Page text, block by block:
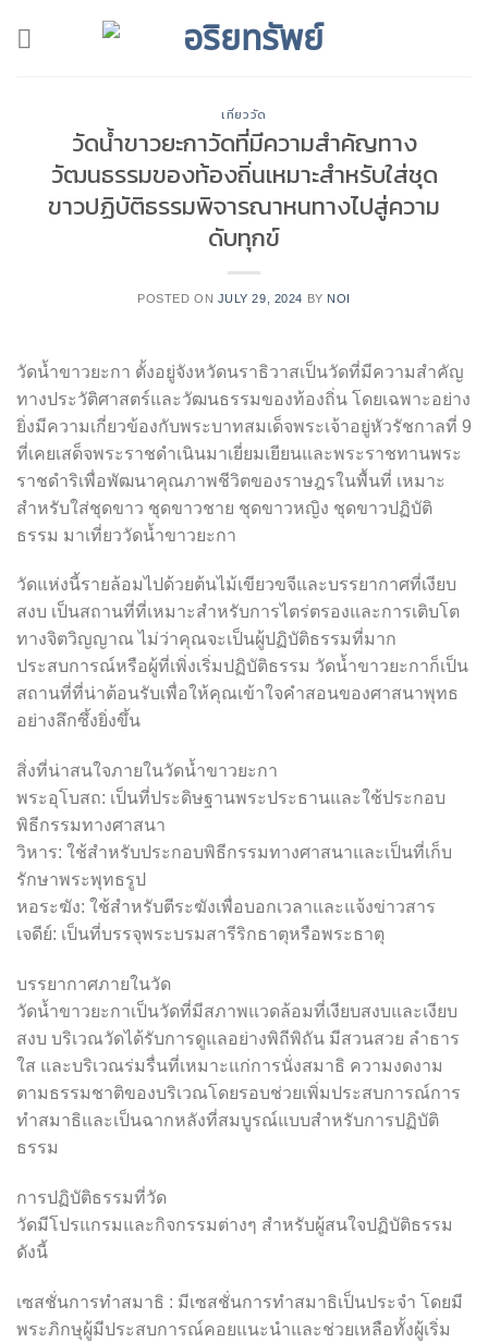
เที่ยววัด
วัดน้ำขาวยะกาวัดที่มีความสำคัญทาง
วัฒนธรรมของท้องถิ่นเหมาะสำหรับใส่ชุด
ขาวปฏิบัติธรรมพิจารณาหนทางไปสู่ความ
ดับทุกข์
POSTED ON JULY 29, 2024 BY NOI
วัดน้ำขาวยะกา ตั้งอยู่จังหวัดนราธิวาสเป็นวัดที่มีความสำคัญ
ทางประวัติศาสตร์และวัฒนธรรมของท้องถิ่น โดยเฉพาะอย่าง
ยิ่งมีความเกี่ยวข้องกับพระบาทสมเด็จพระเจ้าอยู่หัวรัชกาลที่ 9
ที่เคยเสด็จพระราชดำเนินมาเยี่ยมเยียนและพระราชทานพระ
ราชดำริเพื่อพัฒนาคุณภาพชีวิตของราษฎรในพื้นที่ เหมาะ
สำหรับใส่ชุดขาว ชุดขาวชาย ชุดขาวหญิง ชุดขาวปฏิบัติ
ธรรม มาเที่ยววัดน้ำขาวยะกา
วัดแห่งนี้รายล้อมไปด้วยต้นไม้เขียวขจีและบรรยากาศที่เงียบ
สงบ เป็นสถานที่ที่เหมาะสำหรับการไตร่ตรองและการเติบโต
ทางจิตวิญญาณ ไม่ว่าคุณจะเป็นผู้ปฏิบัติธรรมที่มาก
ประสบการณ์หรือผู้ที่เพิ่งเริ่มปฏิบัติธรรม วัดน้ำขาวยะกาก็เป็น
สถานที่ที่น่าต้อนรับเพื่อให้คุณเข้าใจคำสอนของศาสนาพุทธ
อย่างลึกซึ้งยิ่งขึ้น
สิ่งที่น่าสนใจภายในวัดน้ำขาวยะกา
พระอุโบสถ: เป็นที่ประดิษฐานพระประธานและใช้ประกอบ
พิธีกรรมทางศาสนา
วิหาร: ใช้สำหรับประกอบพิธีกรรมทางศาสนาและเป็นที่เก็บ
รักษาพระพุทธรูป
หอระฆัง: ใช้สำหรับตีระฆังเพื่อบอกเวลาและแจ้งข่าวสาร
เจดีย์: เป็นที่บรรจุพระบรมสารีริกธาตุหรือพระธาตุ
บรรยากาศภายในวัด
วัดน้ำขาวยะกาเป็นวัดที่มีสภาพแวดล้อมที่เงียบสงบและเงียบ
สงบ บริเวณวัดได้รับการดูแลอย่างพิถีพิถัน มีสวนสวย ลำธาร
ใส และบริเวณร่มรื่นที่เหมาะแก่การนั่งสมาธิ ความงดงาม
ตามธรรมชาติของบริเวณโดยรอบช่วยเพิ่มประสบการณ์การ
ทำสมาธิและเป็นฉากหลังที่สมบูรณ์แบบสำหรับการปฏิบัติ
ธรรม
การปฏิบัติธรรมที่วัด
วัดมีโปรแกรมและกิจกรรมต่างๆ สำหรับผู้สนใจปฏิบัติธรรม
ดังนี้
เซสชั่นการทำสมาธิ : มีเซสชั่นการทำสมาธิเป็นประจำ โดยมี
พระภิกษุผู้มีประสบการณ์คอยแนะนำและช่วยเหลือทั้งผู้เริ่ม